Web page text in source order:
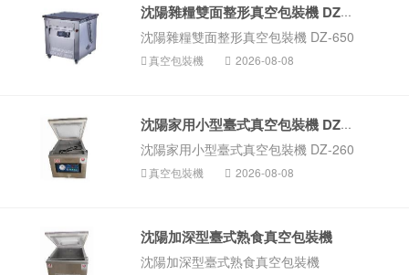
沈陽雜糧雙面整形真空包裝機 DZ-650
沈陽雜糧雙面整形真空包裝機 DZ-650
真空包裝機 2026-08-08
沈陽家用小型臺式真空包裝機 DZ-260
沈陽家用小型臺式真空包裝機 DZ-260
真空包裝機 2026-08-08
沈陽加深型臺式熟食真空包裝機
沈陽加深型臺式熟食真空包裝機